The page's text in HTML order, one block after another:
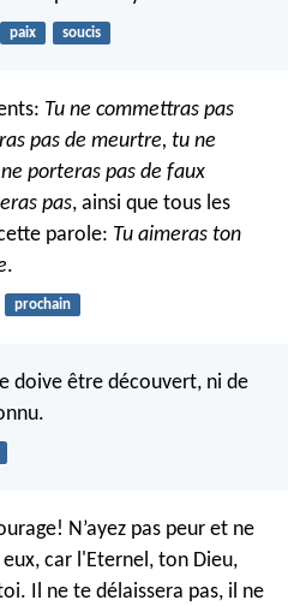
paix soucis
Tu ne commettras pas
pas de meurtre, tu ne
porteras pas de faux
pas, ainsi que tous les
parole: Tu aimeras ton
.
prochain
doive être découvert, ni de
N’ayez pas peur et ne
car l'Eternel, ton Dieu,
Il ne te délaissera pas, il ne